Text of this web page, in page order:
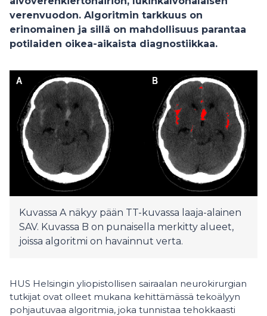
verenvuodon. Algoritmin tarkkuus on
erinomainen ja sillä on mahdollisuus parantaa
potilaiden oikea-aikaista diagnostiikkaa.
Kuvassa A näkyy pään TT-kuvassa laaja-alainen
SAV. Kuvassa B on punaisella merkitty alueet,
joissa algoritmi on havainnut verta.
HUS Helsingin yliopistollisen sairaalan neurokirurgian
tutkijat ovat olleet mukana kehittämässä tekoälyyn
pohjautuvaa algoritmia, joka tunnistaa tehokkaasti